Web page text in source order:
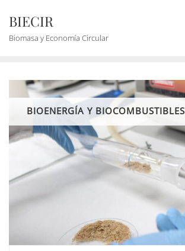
BIECIR
Biomasa y Economía Circular
BIOENERGÍA Y BIOCOMBUSTIBLES